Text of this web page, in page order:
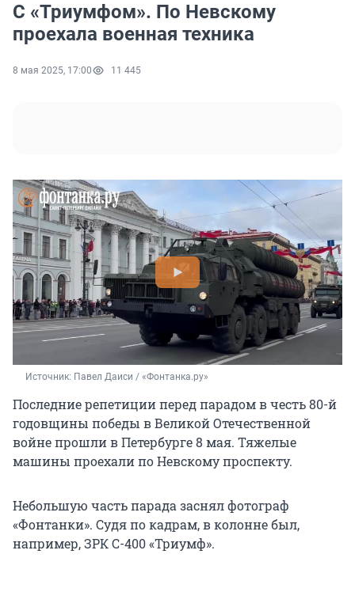
С «Триумфом». По Невскому
проехала военная техника
8 мая 2025, 17:00 11 445
Источник: Павел Даиси / «Фонтанка.ру»
Последние репетиции перед парадом в честь 80-й
годовщины победы в Великой Отечественной
войне прошли в Петербурге 8 мая. Тяжелые
машины проехали по Невскому проспекту.
Небольшую часть парада заснял фотограф
«Фонтанки». Судя по кадрам, в колонне был,
например, ЗРК С-400 «Триумф».